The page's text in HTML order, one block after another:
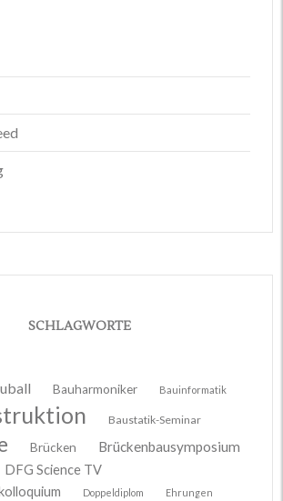
SCHLAGWORTE
Bauharmoniker Bauinformatik
Baustatik-Seminar
Brücken Brückenbausymposium
DFG Science TV
Doppeldiplom Ehrungen